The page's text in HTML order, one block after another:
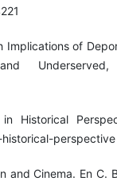
Implications of
Historical
perspective
and Cinema. En C.